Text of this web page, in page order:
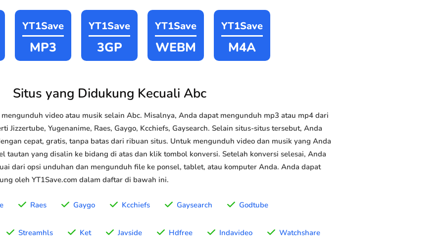
YT1Save
MP3
YT1Save
3GP
YT1Save
WEBM
YT1Save
M4A
Situs yang Didukung Kecuali Abc
mengunduh video atau musik selain Abc. Misalnya, Anda dapat mengunduh mp3 atau mp4 dari
Jizzertube, Yugenanime, Raes, Gaygo, Kcchiefs, Gaysearch. Selain situs-situs tersebut, Anda
cepat, gratis, tanpa batas dari ribuan situs. Untuk mengunduh video dan musik yang Anda
tautan yang disalin ke bidang di atas dan klik tombol konversi. Setelah konversi selesai, Anda
dari opsi unduhan dan mengunduh file ke ponsel, tablet, atau komputer Anda. Anda dapat
oleh YT1Save.com dalam daftar di bawah ini.
Raes Gaygo Kcchiefs Gaysearch Godtube
Streamhls Ket Javside Hdfree Indavideo Watchshare